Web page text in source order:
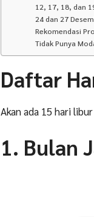
12, 17, 18, dan
24 dan 27
Rekomendasi
Tidak Punya
Daftar
Akan ada 15 hari
1. Bulan